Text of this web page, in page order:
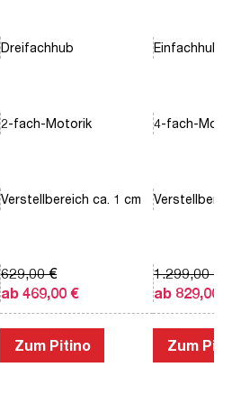
Dreifachhub
2-fach-Motorik
Verstellbereich ca. 1 cm
ab 469,00 €
629,00 €
Zum Pitino
Einfachhub
4-fach-
ab 829,00 €
1.299,00 €
Zum